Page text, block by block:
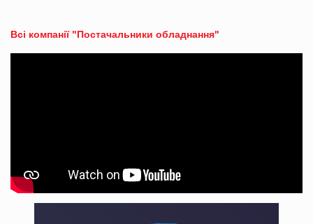
Всі компанії "Постачальники обладнання"